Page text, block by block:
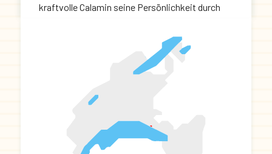
kraftvolle Calamin seine Persönlichkeit durch
Bitterkeit, die ihm eine männliche Note verleiht.